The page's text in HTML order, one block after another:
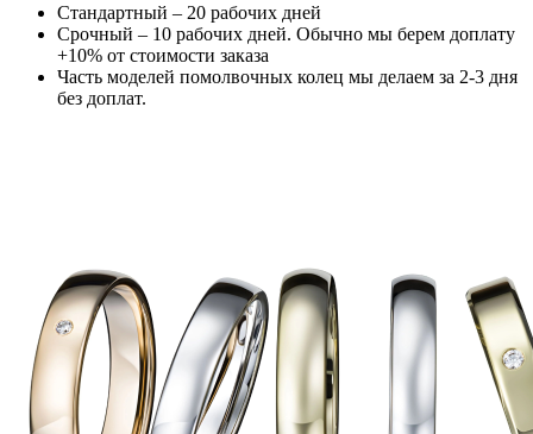
Стандартный – 20 рабочих дней
Срочный – 10 рабочих дней. Обычно мы берем доплату
+10% от стоимости заказа
Часть моделей помолвочных колец мы делаем за 2-3 дня
без доплат.